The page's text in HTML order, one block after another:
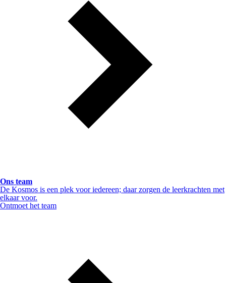
Ons team
De Kosmos is een plek voor iedereen; daar zorgen de leerkrachten met
elkaar voor.
Ontmoet het team